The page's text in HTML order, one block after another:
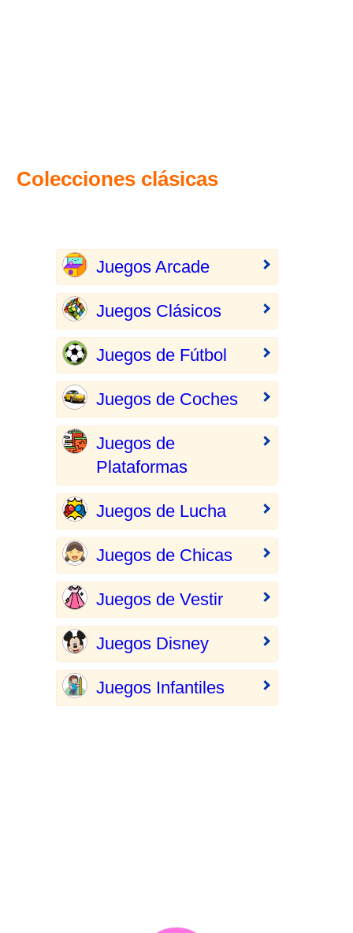
Colecciones clásicas
Juegos Arcade
Juegos Clásicos
Juegos de Fútbol
Juegos de Coches
Juegos de
Plataformas
Juegos de Lucha
Juegos de Chicas
Juegos de Vestir
Juegos Disney
Juegos Infantiles